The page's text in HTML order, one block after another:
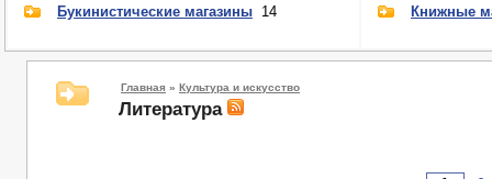
Букинистические магазины 14 Книжные
Главная » Культура и искусство
Литература